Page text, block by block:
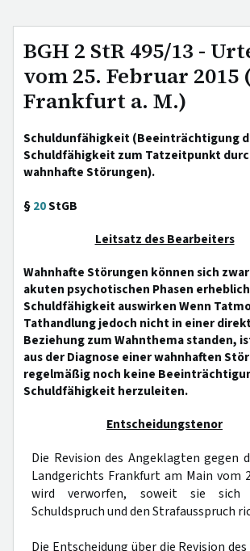
BGH 2 StR 495/13 -
vom 25. Februar 2015
Frankfurt a. M.)
Schuldunfähigkeit (Beeinträchtigung
Schuldfähigkeit zum Tatzeitpunkt
wahnhafte Störungen).
§20StGB
Leitsatz des Bearbeiters
Wahnhafte Störungen können sich
akuten psychotischen Phasen
Schuldfähigkeit auswirken Wenn
Tathandlung jedoch nicht in einer
Beziehung zum Wahnthema standen,
aus der Diagnose einer wahnhaften
regelmäßig noch keine
Schuldfähigkeit herzuleiten.
Entscheidungstenor
Die Revision des Angeklagten gegen
Landgerichts Frankfurt am Main vom
wird verworfen, soweit sie sich
Schuldspruch und den Strafausspruch
Die Entscheidung über die Revision